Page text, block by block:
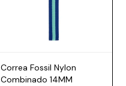
Correa Fossil Nylon
Combinado 14MM